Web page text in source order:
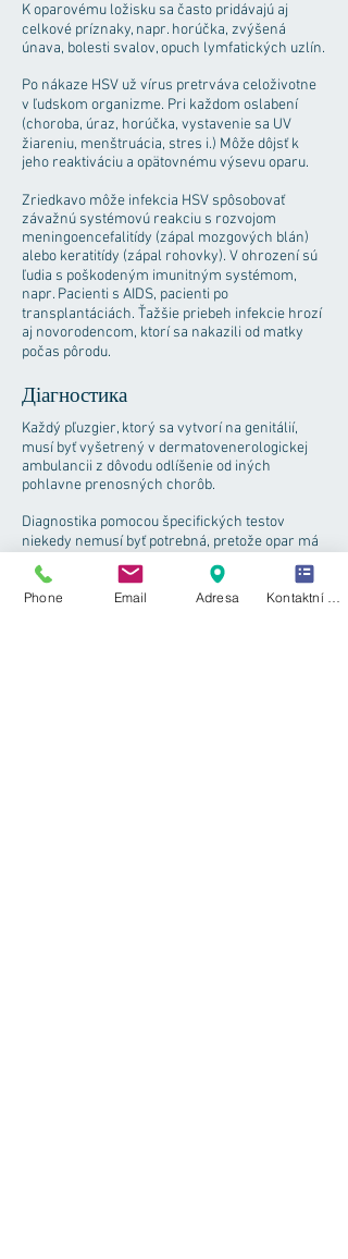
K oparovému ložisku sa často pridávajú aj
celkové príznaky, napr. horúčka, zvýšená
únava, bolesti svalov, opuch lymfatických uzlín.
Po nákaze HSV už vírus pretrváva celoživotne
v ľudskom organizme. Pri každom oslabení
(choroba, úraz, horúčka, vystavenie sa UV
žiareniu, menštruácia, stres i.) Môže dôjsť k
jeho reaktiváciu a opätovnému výsevu oparu.
Zriedkavo môže infekcia HSV spôsobovať
závažnú systémovú reakciu s rozvojom
meningoencefalitídy (zápal mozgových blán)
alebo keratitídy (zápal rohovky). V ohrození sú
ľudia s poškodeným imunitným systémom,
napr. Pacienti s AIDS, pacienti po
transplantáciách. Ťažšie priebeh infekcie hrozí
aj novorodencom, ktorí sa nakazili od matky
počas pôrodu.
Діагностика
Každý pľuzgier, ktorý sa vytvorí na genitálií,
musí byť vyšetrený v dermatovenerologickej
ambulancii z dôvodu odlíšenie od iných
pohlavne prenosných chorôb.
Diagnostika pomocou špecifických testov
niekedy nemusí byť potrebná, pretože opar má
špecifický vzhľad, ktorý možno vo väčšine
prípadov dobre rozpoznať a stanoviť tak
diagnózu len pomocou klinického obrazu.
Phone Email Adresa